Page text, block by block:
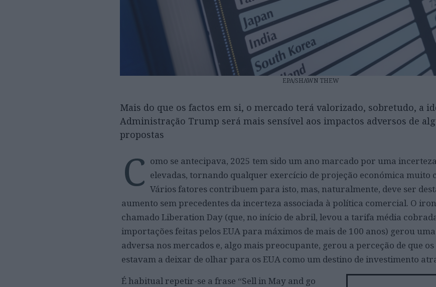
EPA/SHAWN THEW
Mais do que os factos em si, o mercado terá valorizado, sobretudo, a
Administração Trump será mais sensível aos impactos adversos de
propostas
C omo se antecipava, 2025 tem sido um ano marcado por uma
elevadas, tornando qualquer exercício de projeção económica muito
Vários fatores contribuem para isto, mas, naturalmente, deve ser
aumento sem precedentes da incerteza associada à política comercial. O
chamado Liberation Day (que, no início de abril, levou a tarifa média
importações feitas pelos EUA para máximos de mais de 100 anos) gerou
adversa nos mercados e, algo mais preocupante, gerou a perceção de que
estavam a deixar de olhar para os EUA como um destino de investimento
É habitual repetir-se a frase “Sell in May and go